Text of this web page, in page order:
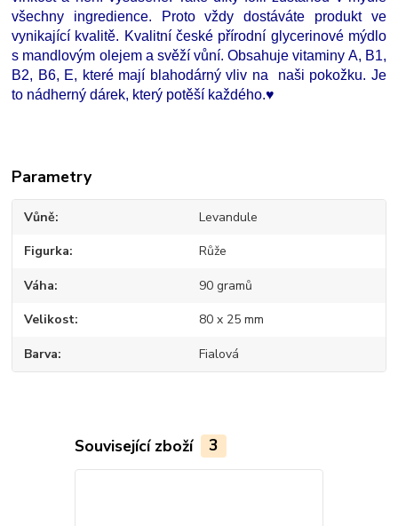
všechny ingredience. Proto vždy dostáváte produkt ve
vynikající kvalitě. Kvalitní české přírodní glycerinové mýdlo
s mandlovým olejem a svěží vůní. Obsahuje vitaminy A, B1,
B2, B6, E, které mají blahodárný vliv na naši pokožku. Je
to nádherný dárek, který potěší každého.♥
Parametry
Vůně Levandule
Figurka Růže
Váha 90 gramů
Velikost 80 x 25 mm
Barva Fialová
Související zboží 3